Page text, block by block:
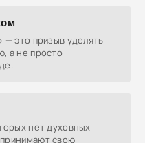
это призыв уделять
а не просто
нет духовных
свою